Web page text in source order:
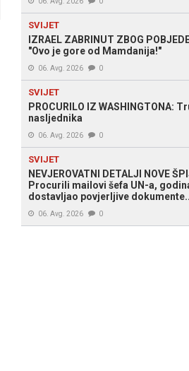
SVIJET
IZRAEL ZABRINUT ZBOG
"Ovo je gore od Mamdanija!"
06. Avg. 2026 0
SVIJET
PROCURILO IZ WASHINGTONA:
nasljednika
06. Avg. 2026 0
SVIJET
NEVJEROVATNI DETALJI NOVE
Procurili mailovi šefa UN-a,
dostavljao povjerljive
06. Avg. 2026 0